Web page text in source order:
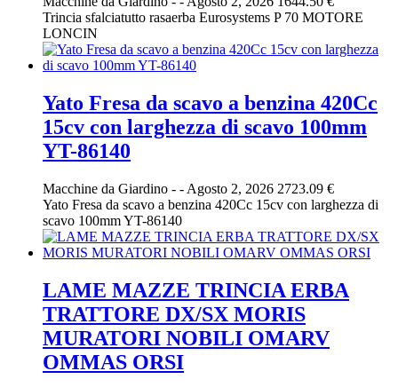
Trincia sfalciatutto rasaerba Eurosystems P 70 MOTORE
LONCIN
Yato Fresa da scavo a benzina 420Cc
15cv con larghezza di scavo 100mm
YT-86140
Macchine da Giardino - - Agosto 2, 2026 2723.09 €
Yato Fresa da scavo a benzina 420Cc 15cv con larghezza di
scavo 100mm YT-86140
LAME MAZZE TRINCIA ERBA
TRATTORE DX/SX MORIS
MURATORI NOBILI OMARV
OMMAS ORSI